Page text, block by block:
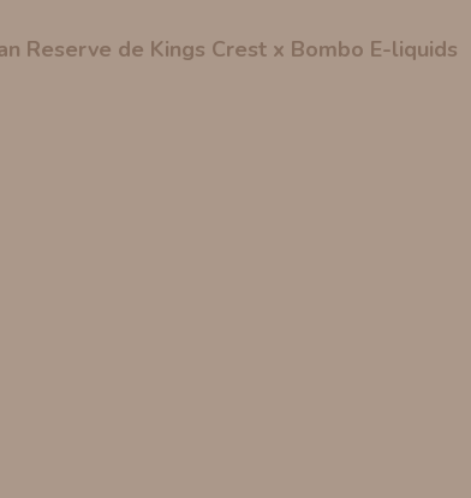
Reserve de Kings Crest x Bombo E-liquids